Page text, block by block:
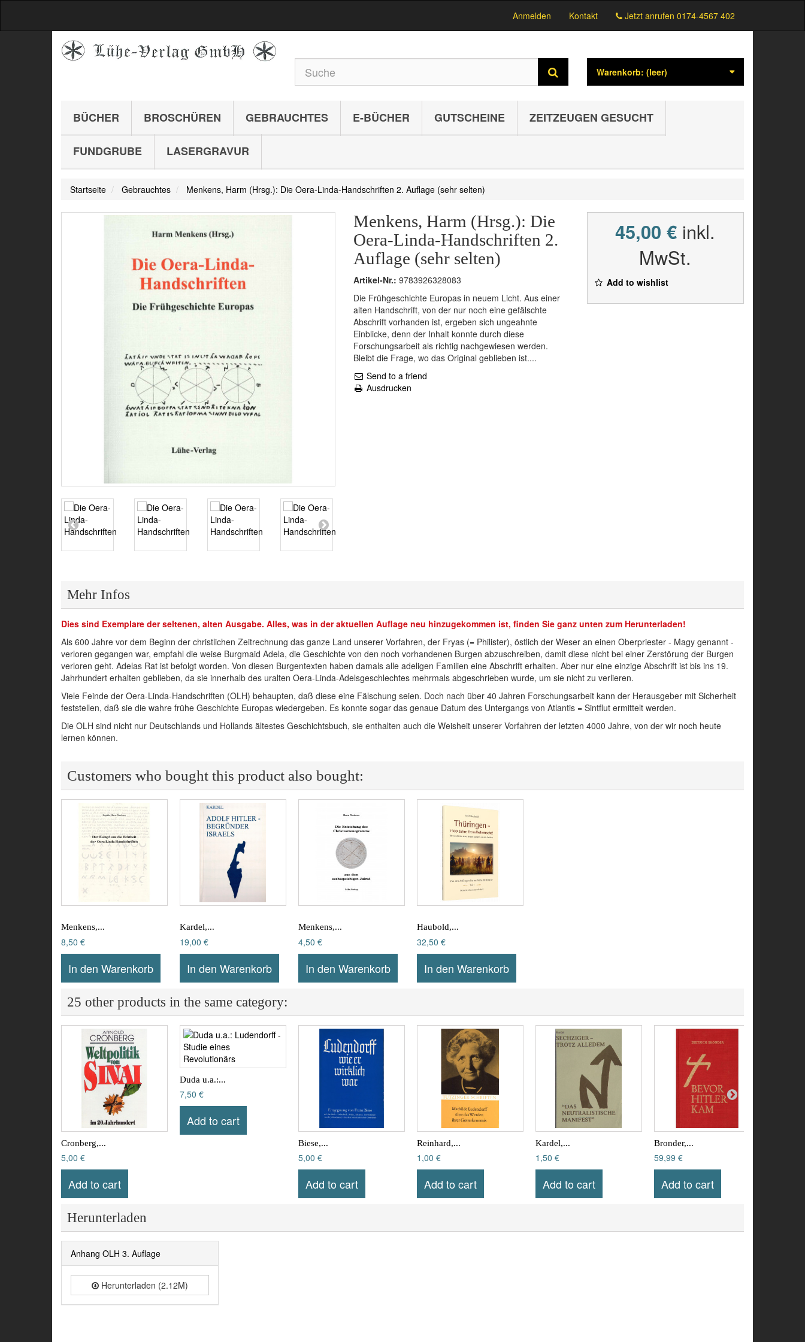
Anmelden Kontakt Jetzt anrufen 0174-4567 402
Warenkorb: (leer)
BÜCHER BROSCHÜREN GEBRAUCHTES E-BÜCHER GUTSCHEINE ZEITZEUGEN GESUCHT
FUNDGRUBE LASERGRAVUR
Startseite Gebrauchtes Menkens, Harm (Hrsg.): Die Oera-Linda-Handschriften 2. Auflage (sehr selten)
Menkens, Harm (Hrsg.): Die
Oera-Linda-Handschriften 2.
Auflage (sehr selten)
Artikel-Nr.: 9783926328083
Die Frühgeschichte Europas in neuem Licht. Aus einer
alten Handschrift, von der nur noch eine gefälschte
Abschrift vorhanden ist, ergeben sich ungeahnte
Einblicke, denn der Inhalt konnte durch diese
Forschungsarbeit als richtig nachgewiesen werden.
Bleibt die Frage, wo das Original geblieben ist....
Send to a friend
Ausdrucken
45,00 € inkl.
MwSt.
Add to wishlist
Mehr Infos
Dies sind Exemplare der seltenen, alten Ausgabe. Alles, was in der aktuellen Auflage neu hinzugekommen ist, finden Sie ganz unten zum Herunterladen!
Als 600 Jahre vor dem Beginn der christlichen Zeitrechnung das ganze Land unserer Vorfahren, der Fryas (= Philister), östlich der Weser an einen Oberpriester - Magy genannt -
verloren gegangen war, empfahl die weise Burgmaid Adela, die Geschichte von den noch vorhandenen Burgen abzuschreiben, damit diese nicht bei einer Zerstörung der Burgen
verloren geht. Adelas Rat ist befolgt worden. Von diesen Burgentexten haben damals alle adeligen Familien eine Abschrift erhalten. Aber nur eine einzige Abschrift ist bis ins 19.
Jahrhundert erhalten geblieben, da sie innerhalb des uralten Oera-Linda-Adelsgeschlechtes mehrmals abgeschrieben wurde, um sie nicht zu verlieren.
Viele Feinde der Oera-Linda-Handschriften (OLH) behaupten, daß diese eine Fälschung seien. Doch nach über 40 Jahren Forschungsarbeit kann der Herausgeber mit Sicherheit
feststellen, daß sie die wahre frühe Geschichte Europas wiedergeben. Es konnte sogar das genaue Datum des Untergangs von Atlantis = Sintflut ermittelt werden.
Die OLH sind nicht nur Deutschlands und Hollands ältestes Geschichtsbuch, sie enthalten auch die Weisheit unserer Vorfahren der letzten 4000 Jahre, von der wir noch heute
lernen können.
Customers who bought this product also bought:
Menkens,...
8,50 €
In den Warenkorb
Kardel,...
19,00 €
In den Warenkorb
Menkens,...
4,50 €
In den Warenkorb
Haubold,...
32,50 €
In den Warenkorb
25 other products in the same category:
Cronberg,...
5,00 €
Add to cart
Duda u.a.:...
7,50 €
Add to cart
Biese,...
5,00 €
Add to cart
Reinhard,...
1,00 €
Add to cart
Kardel,...
1,50 €
Add to cart
Bronder,...
59,99 €
Add to cart
Herunterladen
Anhang OLH 3. Auflage
Herunterladen (2.12M)